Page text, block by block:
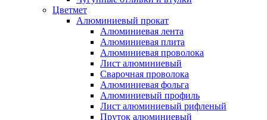
Цветмет
Алюминиевый прокат
Алюминиевая лента
Алюминиевая плита
Алюминиевая проволока
Лист алюминиевый
Сварочная проволока
Алюминиевая фольга
Алюминиевый профиль
Лист алюминиевый рифленый
Пруток алюминиевый